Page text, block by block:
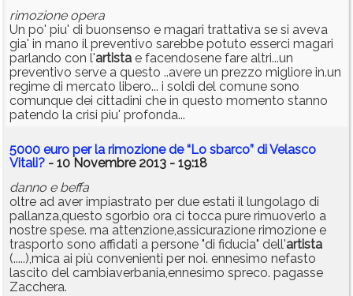
rimozione opera
Un po' piu' di buonsenso e magari trattativa se si aveva
gia' in mano il preventivo sarebbe potuto esserci magari
parlando con l'artista e facendosene fare altri...un
preventivo serve a questo ..avere un prezzo migliore in.un
regime di mercato libero... i soldi del comune sono
comunque dei cittadini che in questo momento stanno
patendo la crisi piu' profonda...
5000 euro per la rimozione de “Lo sbarco” di Velasco
Vitali? - 10 Novembre 2013 - 19:18
danno e beffa
oltre ad aver impiastrato per due estati il lungolago di
pallanza,questo sgorbio ora ci tocca pure rimuoverlo a
nostre spese. ma attenzione,assicurazione rimozione e
trasporto sono affidati a persone "di fiducia" dell'artista
(.....),mica ai più convenienti per noi. ennesimo nefasto
lascito del cambiaverbania,ennesimo spreco. pagasse
Zacchera.